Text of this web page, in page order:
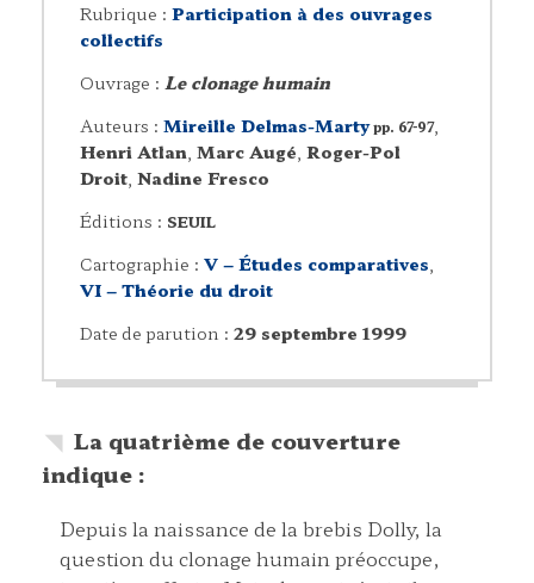
Rubrique : Participation à des ouvrages
collectifs
Ouvrage : Le clonage humain
Auteurs : Mireille Delmas-Marty pp. 67-97,
Henri Atlan, Marc Augé, Roger-Pol
Droit, Nadine Fresco
Éditions : SEUIL
Cartographie : V – Études comparatives,
VI – Théorie du droit
Date de parution : 29 septembre 1999
La quatrième de couverture
indique :
Depuis la naissance de la brebis Dolly, la
question du clonage humain préoccupe,